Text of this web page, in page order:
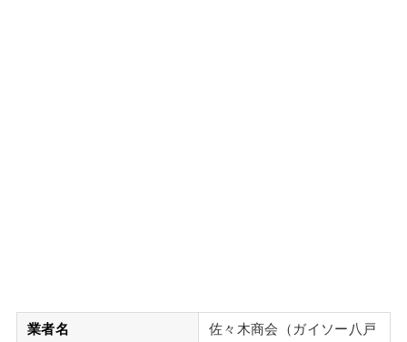
業者名
佐々木商会（ガイソー八戸